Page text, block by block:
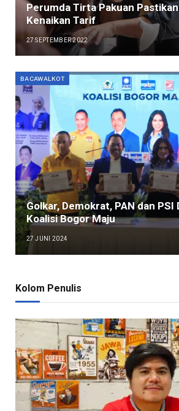
Perumda Tirta Pakuan
Kenaikan Tarif
27 SEPTEMBER 2022
BACAWALKOT
Golkar, Demokrat, PAN dan PSI
Koalisi Bogor Maju
27 JUNI 2024
Kolom Penulis